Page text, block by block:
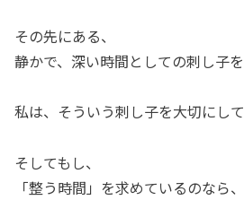
その先にある、
静かで、深い時間としての刺し子を
私は、そういう刺し子を大切にして
そしてもし、
「整う時間」を求めているのなら、